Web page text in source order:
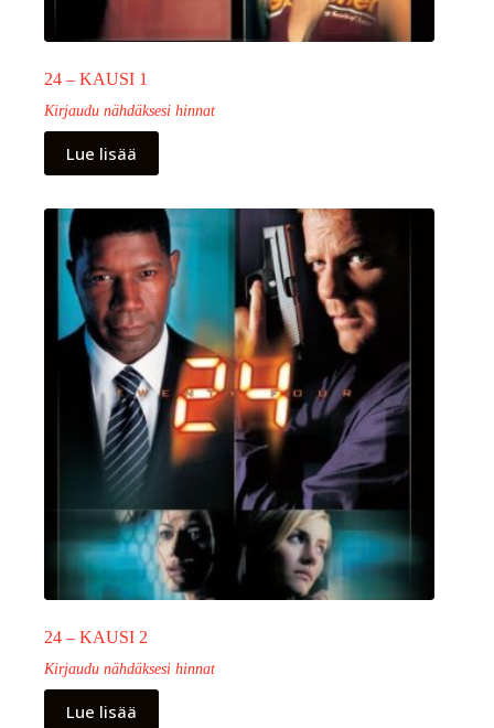
24 – KAUSI 1
Kirjaudu nähdäksesi hinnat
Lue lisää
24 – KAUSI 2
Kirjaudu nähdäksesi hinnat
Lue lisää